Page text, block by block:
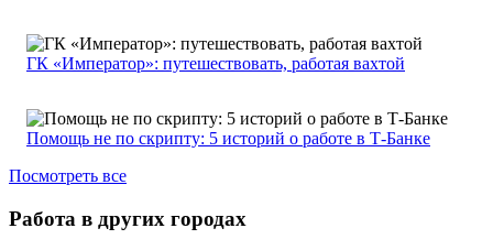
ГК «Император»: путешествовать, работая вахтой
Помощь не по скрипту: 5 историй о работе в Т-Банке
Посмотреть все
Работа в других городах